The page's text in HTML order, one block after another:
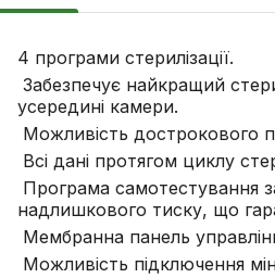
4 програми стерилізації.
Забезпечує найкращий
усередині камери.
Можливість дострокового
Всі дані протягом циклу
Програма самотестування
надлишкового тиску, що
Мембранна панель
Можливість підключення